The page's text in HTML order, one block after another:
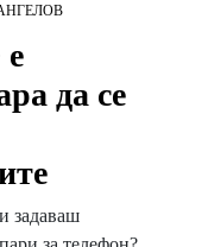
да се
задаваш